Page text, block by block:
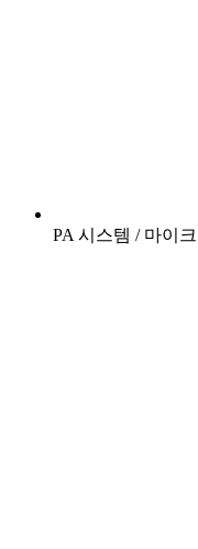
PA 시스템 / 마이크